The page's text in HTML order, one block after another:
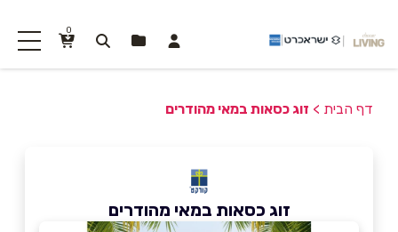
0
דף הבית > זוג כסאות במאי מהודרים
זוג כסאות במאי מהודרים